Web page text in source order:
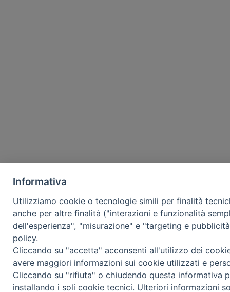
Informativa
Utilizziamo cookie o tecnologie simili per finalità
anche per altre finalità ("interazioni e funzionalità
dell'esperienza", "misurazione" e "targeting e
policy.
Cliccando su "accetta" acconsenti all'utilizzo dei
avere maggiori informazioni sui cookie utilizzati e
Cliccando su "rifiuta" o chiudendo questa informativa
installando i soli cookie tecnici. Ulteriori informazioni